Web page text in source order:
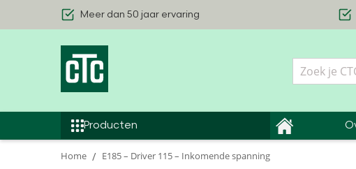
Meer dan 50 jaar ervaring
Producten
Lucht/Waterwarmtepompen
Binnenhuis modules
Home E185 – Driver 115 – Inkomende spanning